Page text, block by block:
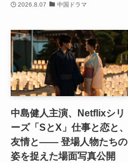
2026.8.07 中国ドラマ
中島健人主演、Netflixシリ
ーズ「SとX」仕事と恋と、
友情と―― 登場人物たちの
姿を捉えた場面写真公開